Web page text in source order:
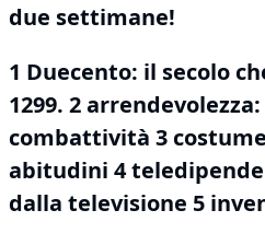
due settimane!
1 Duecento: il secolo
1299. 2
combattività 3
abitudini 4
dalla televisione 5